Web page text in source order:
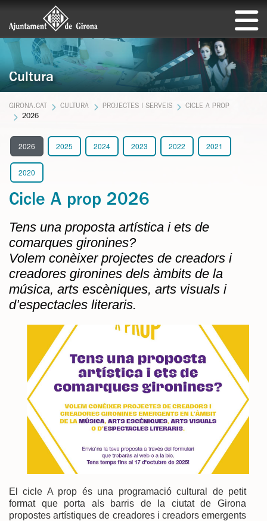
Cultura
GIRONA.CAT CULTURA PROJECTES I SERVEIS
CICLE A PROP
2026
2026 2025 2024 2023 2022 2021
2020
Cicle A prop 2026
Tens una proposta artística i ets de
comarques gironines?
Volem conèixer projectes de creadors i
creadores gironines dels àmbits de la
música, arts escèniques, arts visuals i
d’espectacles literaris.
El cicle A prop és una programació cultural de petit
format que porta als barris de la ciutat de Girona
propostes artístiques de creadores i creadors emergents